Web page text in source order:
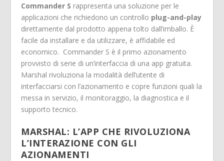
Commander S rappresenta una soluzione per le
applicazioni che richiedono un controllo plug-and-play
direttamente dal prodotto appena tolto dall’imballo. È
facile da installare e da utilizzare, è affidabile ed
economico. Commander S è il primo azionamento
provvisto di serie di un’interfaccia di una app gratuita.
Marshal rivoluziona la modalità dell’utente di
interfacciarsi con l’azionamento e copre funzioni quali la
messa in servizio, il monitoraggio, la diagnostica e il
supporto tecnico.
MARSHAL: L’APP CHE RIVOLUZIONA
L’INTERAZIONE CON GLI
AZIONAMENTI